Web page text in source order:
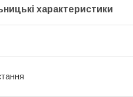
характеристики